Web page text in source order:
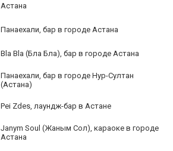
Астана
Панаехали, бар в городе Астана
Bla Bla (Бла Бла), бар в городе Астана
Панаехали, бар в городе Нур-Султан
(Астана)
Pei Zdes, лаундж-бар в Астане
Janym Soul (Жаным Сол), караоке в городе
Астана